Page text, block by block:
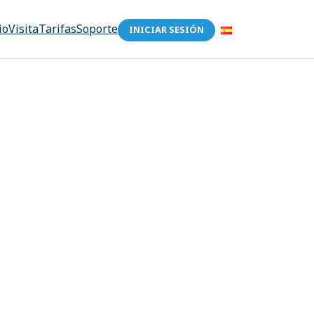
VisitaTarifasSoporte INICIAR SESIÓN